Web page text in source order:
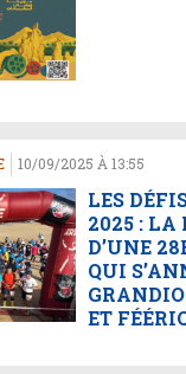
10/09/2025 À 13:55
LES
2025 : LA
D’UNE
QUI
ET